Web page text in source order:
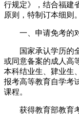
行规定》，结合福建
原则，特制订本细则。
一、申请免考的
国家承认学历的全
或同意备案的成人高
本科结业生、肄业生
报考高等教育自学考
课程。
获得教育部教育考